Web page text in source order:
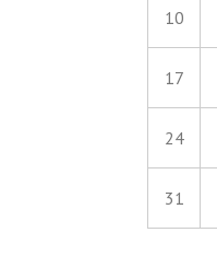
10
17
24
31